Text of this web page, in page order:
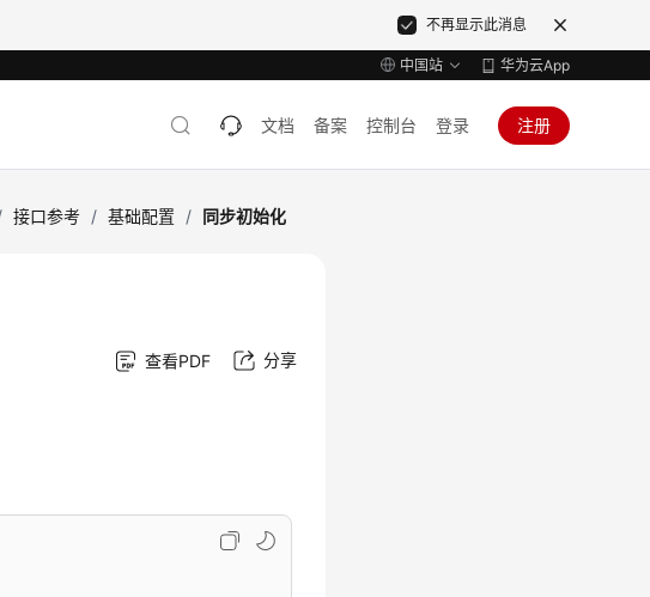
不再显示此消息
中国站 华为云App
文档 备案 控制台 登录 注册
接口参考 / 基础配置 / 同步初始化
查看PDF 分享